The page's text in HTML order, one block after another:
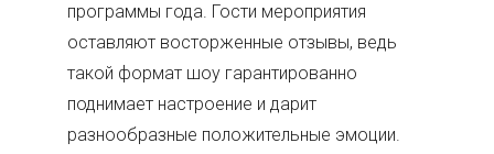
программы года. Гости мероприятия
оставляют восторженные отзывы, ведь
такой формат шоу гарантированно
поднимает настроение и дарит
разнообразные положительные эмоции.